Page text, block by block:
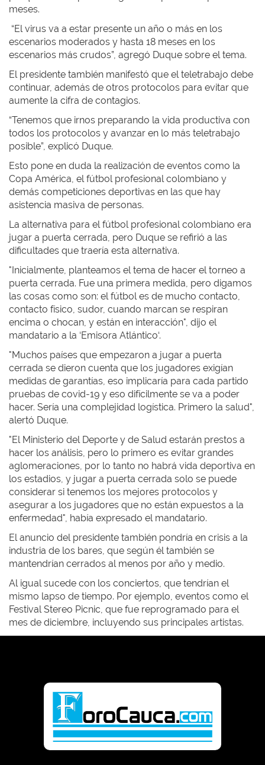
meses.
“El virus va a estar presente un año o más en los
escenarios moderados y hasta 18 meses en los
escenarios más crudos”, agregó Duque sobre el tema.
El presidente también manifestó que el teletrabajo debe
continuar, además de otros protocolos para evitar que
aumente la cifra de contagios.
“Tenemos que irnos preparando la vida productiva con
todos los protocolos y avanzar en lo más teletrabajo
posible”, explicó Duque.
Esto pone en duda la realización de eventos como la
Copa América, el fútbol profesional colombiano y
demás competiciones deportivas en las que hay
asistencia masiva de personas.
La alternativa para el fútbol profesional colombiano era
jugar a puerta cerrada, pero Duque se refirió a las
dificultades que traería esta alternativa.
"Inicialmente, planteamos el tema de hacer el torneo a
puerta cerrada. Fue una primera medida, pero digamos
las cosas como son: el fútbol es de mucho contacto,
contacto físico, sudor, cuando marcan se respiran
encima o chocan, y están en interacción", dijo el
mandatario a la ‘Emisora Atlántico‘.
"Muchos países que empezaron a jugar a puerta
cerrada se dieron cuenta que los jugadores exigían
medidas de garantías, eso implicaría para cada partido
pruebas de covid-19 y eso difícilmente se va a poder
hacer. Sería una complejidad logística. Primero la salud",
alertó Duque.
"El Ministerio del Deporte y de Salud estarán prestos a
hacer los análisis, pero lo primero es evitar grandes
aglomeraciones, por lo tanto no habrá vida deportiva en
los estadios, y jugar a puerta cerrada solo se puede
considerar si tenemos los mejores protocolos y
asegurar a los jugadores que no están expuestos a la
enfermedad", había expresado el mandatario.
El anuncio del presidente también pondría en crisis a la
industria de los bares, que según él también se
mantendrían cerrados al menos por año y medio.
Al igual sucede con los conciertos, que tendrían el
mismo lapso de tiempo. Por ejemplo, eventos como el
Festival Stereo Picnic, que fue reprogramado para el
mes de diciembre, incluyendo sus principales artistas.